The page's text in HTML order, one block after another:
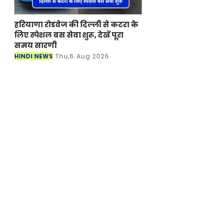
हरियाणा रोडवेज की दिल्ली से कटरा के
लिए स्पेशल बस सेवा शुरू, देखें पूरा
समय सारणी
HINDI NEWS Thu,6 Aug 2026